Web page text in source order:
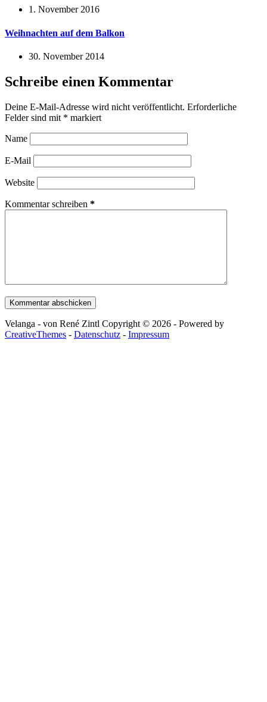
1. November 2016
Weihnachten auf dem Balkon
30. November 2014
Schreibe einen Kommentar
Deine E-Mail-Adresse wird nicht veröffentlicht. Erforderliche
Felder sind mit * markiert
Name
E-Mail
Website
Kommentar schreiben *
Kommentar abschicken
Velanga - von René Zintl Copyright © 2026 - Powered by
CreativeThemes - Datenschutz - Impressum